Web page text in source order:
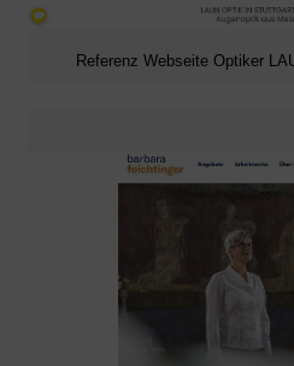
Referenz Webseite Optiker